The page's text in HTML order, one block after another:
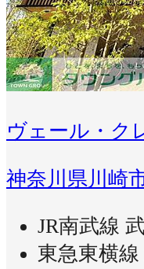
ヴェール・ク
神奈川県川崎
JR南武線
東急東横